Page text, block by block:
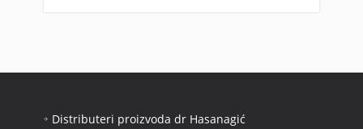
Distributeri proizvoda dr Hasanagić